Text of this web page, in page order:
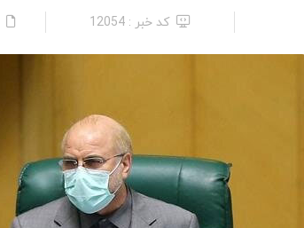
کد خبر : 12054